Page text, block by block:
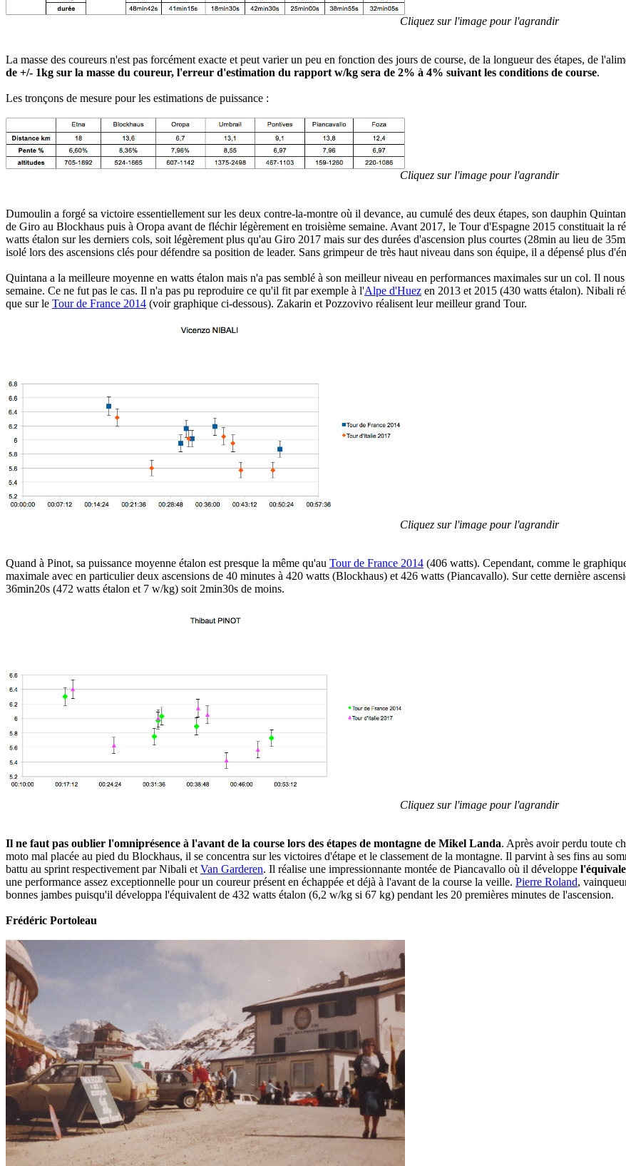
Cliquez sur l'image pour l'agrandir
La masse des coureurs n'est pas forcément exacte et peut varier un peu en fonction des jours de course, de la longueur des étapes, de
de +/- 1kg sur la masse du coureur, l'erreur d'estimation du rapport w/kg sera de 2% à 4% suivant les conditions de course.
Les tronçons de mesure pour les estimations de puissance :
Cliquez sur l'image pour l'agrandir
Dumoulin a forgé sa victoire essentiellement sur les deux contre-la-montre où il devance, au cumulé des deux étapes, son dauphin
de Giro au Blockhaus puis à Oropa avant de fléchir légèrement en troisième semaine. Avant 2017, le Tour d'Espagne 2015 constituait la
watts étalon sur les derniers cols, soit légèrement plus qu'au Giro 2017 mais sur des durées d'ascension plus courtes (28min au lieu de
isolé lors des ascensions clés pour défendre sa position de leader. Sans grimpeur de très haut niveau dans son équipe, il a dépensé plus
Quintana a la meilleure moyenne en watts étalon mais n'a pas semblé à son meilleur niveau en performances maximales sur un col. Il
semaine. Ce ne fut pas le cas. Il n'a pas pu reproduire ce qu'il fit par exemple à l'Alpe d'Huez en 2013 et 2015 (430 watts étalon). Nibali
que sur le Tour de France 2014 (voir graphique ci-dessous). Zakarin et Pozzovivo réalisent leur meilleur grand Tour.
Cliquez sur l'image pour l'agrandir
Quand à Pinot, sa puissance moyenne étalon est presque la même qu'au Tour de France 2014 (406 watts). Cependant, comme le
maximale avec en particulier deux ascensions de 40 minutes à 420 watts (Blockhaus) et 426 watts (Piancavallo). Sur cette dernière
36min20s (472 watts étalon et 7 w/kg) soit 2min30s de moins.
Cliquez sur l'image pour l'agrandir
Il ne faut pas oublier l'omniprésence à l'avant de la course lors des étapes de montagne de Mikel Landa. Après avoir perdu toute
moto mal placée au pied du Blockhaus, il se concentra sur les victoires d'étape et le classement de la montagne. Il parvint à ses fins au
battu au sprint respectivement par Nibali et Van Garderen. Il réalise une impressionnante montée de Piancavallo où il développe
une performance assez exceptionnelle pour un coureur présent en échappée et déjà à l'avant de la course la veille. Pierre Roland,
bonnes jambes puisqu'il développa l'équivalent de 432 watts étalon (6,2 w/kg si 67 kg) pendant les 20 premières minutes de l'ascension.
Frédéric Portoleau